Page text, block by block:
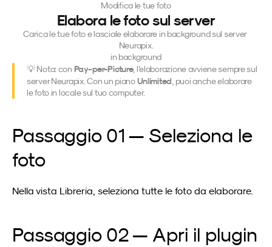
Modifica le tue foto
Elabora le foto sul server
Carica le tue foto e lasciale elaborare in background sul server
Neurapix.
in background
💡 Nota: con Pay-per-Picture, l’elaborazione avviene sempre sul
server Neurapix. Con un piano Unlimited , puoi anche elaborare
le foto in locale sul tuo computer.
Passaggio 01 — Seleziona le
foto
Nella vista Libreria, seleziona tutte le foto da elaborare.
Passaggio 02 — Apri il plugin